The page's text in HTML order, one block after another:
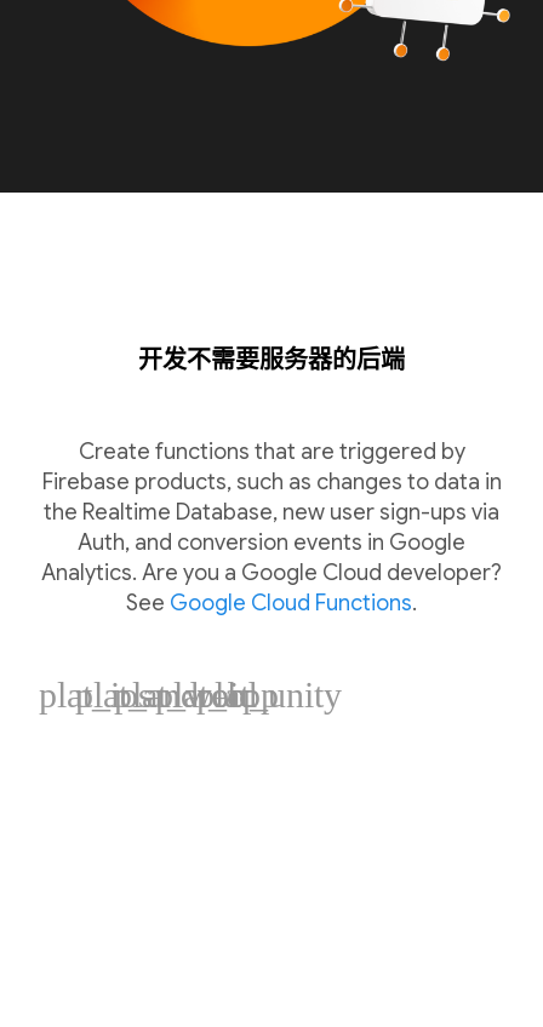
开发不需要服务器的后端
Create functions that are triggered by
Firebase products, such as changes to data in
the Realtime Database, new user sign-ups via
Auth, and conversion events in Google
Analytics. Are you a Google Cloud developer?
See Google Cloud Functions.
plat_ios
plat_android
plat_web
plat_cpp
plat_unity